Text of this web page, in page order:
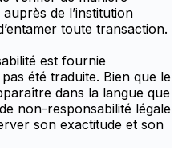
de l’institution
toute transaction.
est fournie
été traduite. Bien que le
dans la langue que
non-responsabilité légale
son exactitude et son